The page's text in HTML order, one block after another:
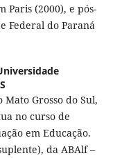
Paris (2000), e pós-
Federal do Paraná
Grosso do Sul,
no curso de
em Educação.
da ABAlf –